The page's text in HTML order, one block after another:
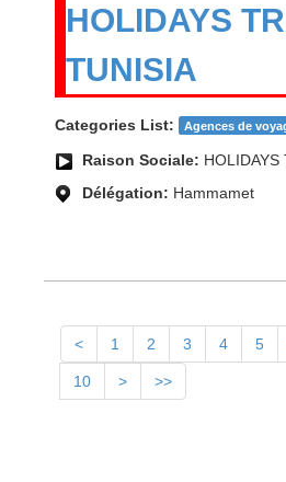
HOLIDAYS
TUNISIA
Categories List: Agences de
Raison Sociale: HOLIDAYS
Délégation: Hammamet
< 1 2 3 4 5
10 > >>